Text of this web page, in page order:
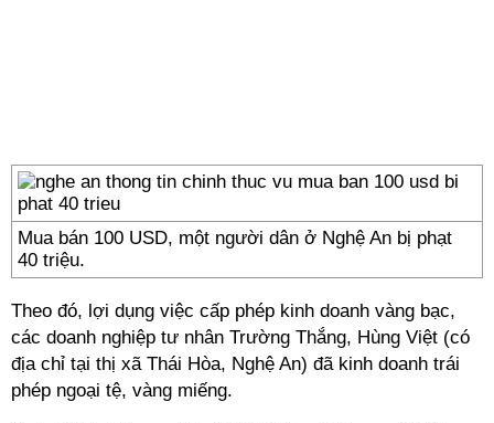
Mua bán 100 USD, một người dân ở Nghệ An bị phạt
40 triệu.
Theo đó, lợi dụng việc cấp phép kinh doanh vàng bạc,
các doanh nghiệp tư nhân Trường Thắng, Hùng Việt (có
địa chỉ tại thị xã Thái Hòa, Nghệ An) đã kinh doanh trái
phép ngoại tệ, vàng miếng.